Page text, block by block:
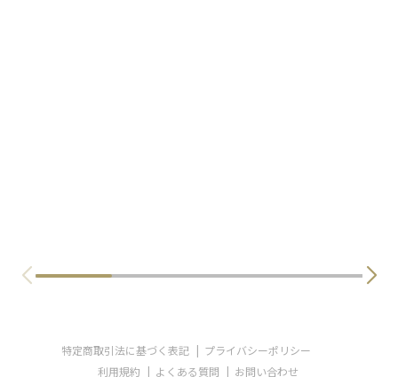
特定商取引法に基づく表記
プライバシーポリシー
利用規約
よくある質問 お問い合わせ